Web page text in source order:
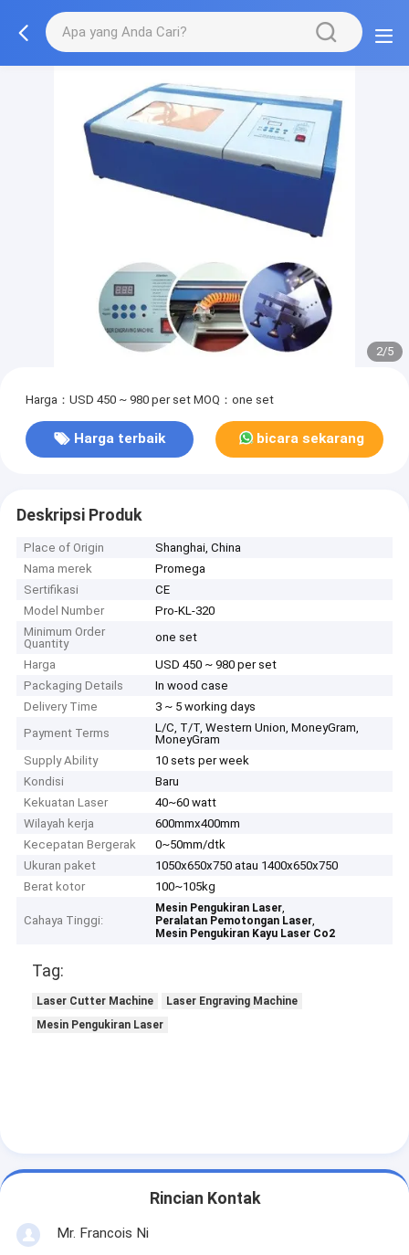
2/5
Harga：USD 450 ~ 980 per set MOQ：one set
Harga terbaik bicara sekarang
Deskripsi Produk
Place of Origin
Shanghai, China
Nama merek
Promega
Sertifikasi
CE
Model Number
Pro-KL-320
Minimum Order
Quantity
one set
Harga
USD 450 ~ 980 per set
Packaging Details
In wood case
Delivery Time
3 ~ 5 working days
Payment Terms
L/C, T/T, Western Union, MoneyGram,
MoneyGram
Supply Ability
10 sets per week
Kondisi
Baru
Kekuatan Laser
40~60 watt
Wilayah kerja
600mmx400mm
Kecepatan Bergerak
0~50mm/dtk
Ukuran paket
1050x650x750 atau 1400x650x750
Berat kotor
100~105kg
Cahaya Tinggi:
Mesin Pengukiran Laser,
Peralatan Pemotongan Laser,
Mesin Pengukiran Kayu Laser Co2
Tag:
Laser Cutter Machine
Laser Engraving Machine
Mesin Pengukiran Laser
Rincian Kontak
Mr. Francois Ni